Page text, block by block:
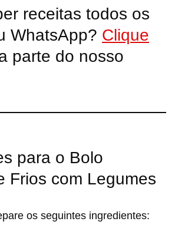
receitas todos os
WhatsApp? Clique
parte do nosso
para o Bolo
Frios com Legumes
os seguintes ingredientes: